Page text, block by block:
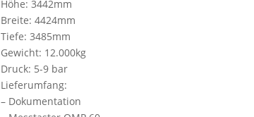
o
n
,
y
o
u
w
Höhe: 3442mm
Breite: 4424mm
Tiefe: 3485mm
Gewicht: 12.000kg
Druck: 5-9 bar
Lieferumfang:
– Dokumentation